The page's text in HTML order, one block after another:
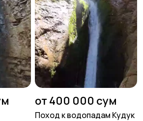
от 400 000 сум
Поход к водопадам Кудук